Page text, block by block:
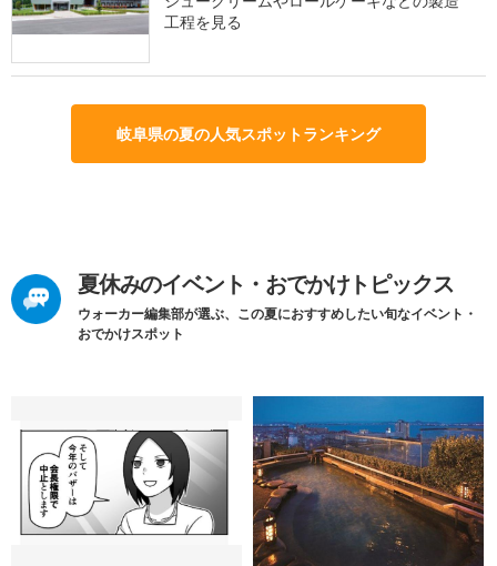
工程を見る
岐阜県の夏の人気スポットランキング
夏休みのイベント・おでかけトピックス
ウォーカー編集部が選ぶ、この夏におすすめしたい旬なイベント・
おでかけスポット